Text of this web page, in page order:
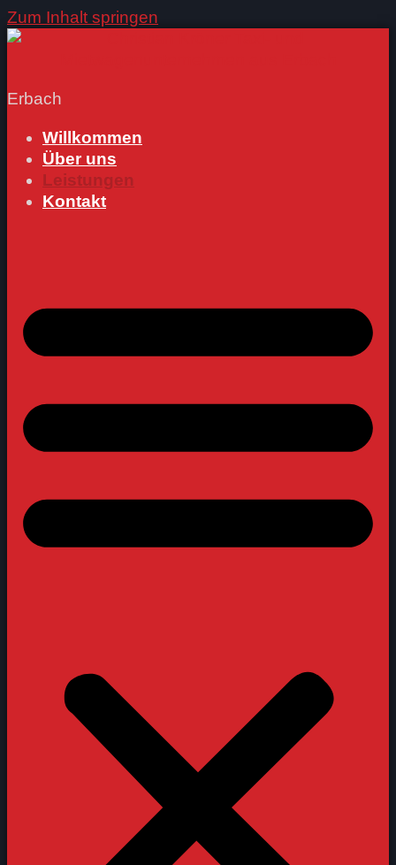
Zum Inhalt springen
Erbach
Willkommen
Über uns
Leistungen
Kontakt